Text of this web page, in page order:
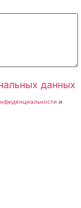
данных
и